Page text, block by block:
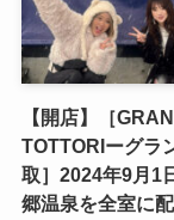
【開店】［
TOTTORIーグラ
取］2024年9月1
郷温泉を全室に配